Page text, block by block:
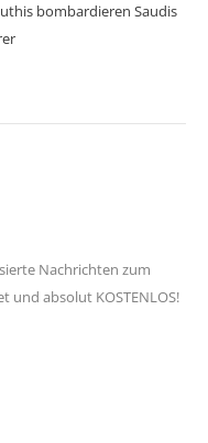
bombardieren Saudis
Nachrichten zum
und absolut KOSTENLOS!